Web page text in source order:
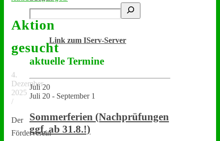
Aktion
gesucht
4.
Dezember
2025
/
Der
Förderverein
Link zum IServ-Server
aktuelle Termine
Juli20
Juli 20 - September 1
Sommerferien (Nachprüfungen
ggf. ab 31.8.!)